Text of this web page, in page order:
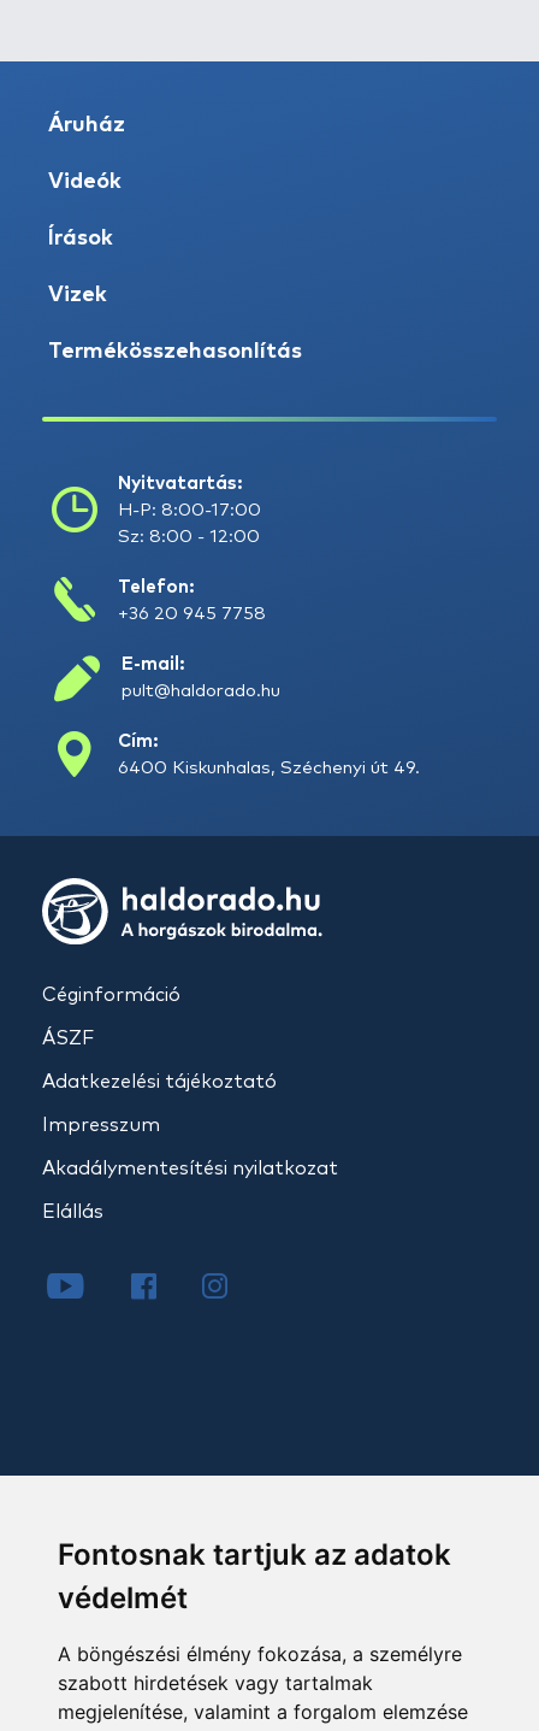
Fontosnak tartjuk az adatok
védelmét
A böngészési élmény fokozása, a személyre
szabott hirdetések vagy tartalmak
megjelenítése, valamint a forgalom elemzése
Áruház
Videók
Írások
Vizek
Termékösszehasonlítás
Nyitvatartás:
H-P: 8:00-17:00
Sz: 8:00 - 12:00
Telefon:
+36 20 945 7758
E-mail:
pult@haldorado.hu
Cím:
6400 Kiskunhalas, Széchenyi út 49.
Céginformáció
ÁSZF
Adatkezelési tájékoztató
Impresszum
Akadálymentesítési nyilatkozat
Elállás